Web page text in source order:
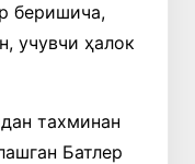
беришича,
учувчи ҳалок
тахминан
Батлер